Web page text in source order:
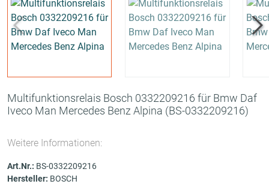
Multifunktionsrelais Bosch 0332209216 für Bmw Daf
Iveco Man Mercedes Benz Alpina (BS-0332209216)
Weitere Informationen:
Art.Nr.: BS-0332209216
Hersteller: BOSCH